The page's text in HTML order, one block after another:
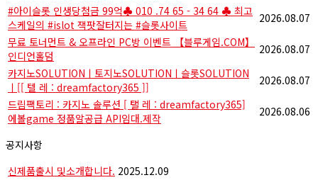
#아이슬롯 인생당첨금 99억♣ 010 .74 65 - 34 64 ♣ 최고
스케일의 #islot 잭팟잘터지는 #슬롯사이트
2026.08.07
무료 토너먼트 & 오프라인 PC방 이벤트 【블루게임.COM】
인디언홀덤
2026.08.07
카­지노SOLUTIONㅣ토지노SOLUTIONㅣ슬롯SOLUTION
ㅣ[[ 텔 레 : dreamfactory365 ]]
2026.08.07
드림팩토리 : 카­지노 솔­루션 [ 탤 레 : dreamfactory365]
에볼game 정품알공급 API임대.제작
2026.08.06
공지사항
신제품출시 및소개합니다. 2025.12.09